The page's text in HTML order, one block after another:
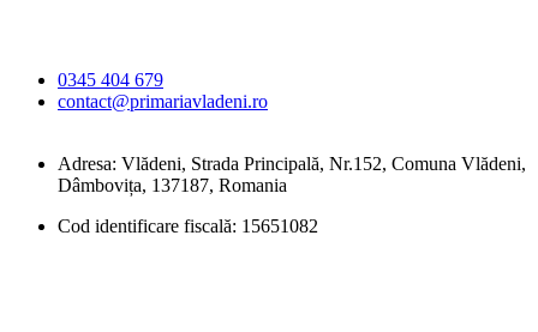
0345 404 679
contact@primariavladeni.ro
Adresa: Vlădeni, Strada Principală, Nr.152, Comuna Vlădeni,
Dâmbovița, 137187, Romania
Cod identificare fiscală: 15651082